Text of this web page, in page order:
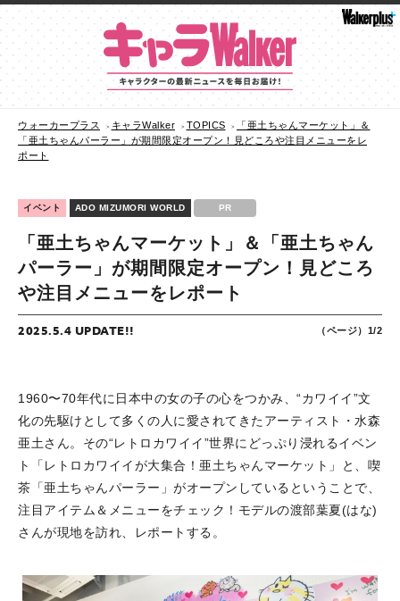
ウォーカープラス キャラWalker TOPICS
「亜土ちゃんマーケット」＆
「亜土ちゃんパーラー」が期間限定オープン！見どころや注目メニューをレ
ポート
イベント ADO MIZUMORI WORLD PR
「亜土ちゃんマーケット」＆「亜土ちゃん
パーラー」が期間限定オープン！見どころ
や注目メニューをレポート
2025.5.4 UPDATE!! （ページ）1/2
1960〜70年代に日本中の女の子の心をつかみ、“カワイイ”文
化の先駆けとして多くの人に愛されてきたアーティスト・水森
亜土さん。その“レトロカワイイ”世界にどっぷり浸れるイベン
ト「レトロカワイイが大集合！亜土ちゃんマーケット」と、喫
茶「亜土ちゃんパーラー」がオープンしているということで、
注目アイテム＆メニューをチェック！モデルの渡部葉夏(はな)
さんが現地を訪れ、レポートする。